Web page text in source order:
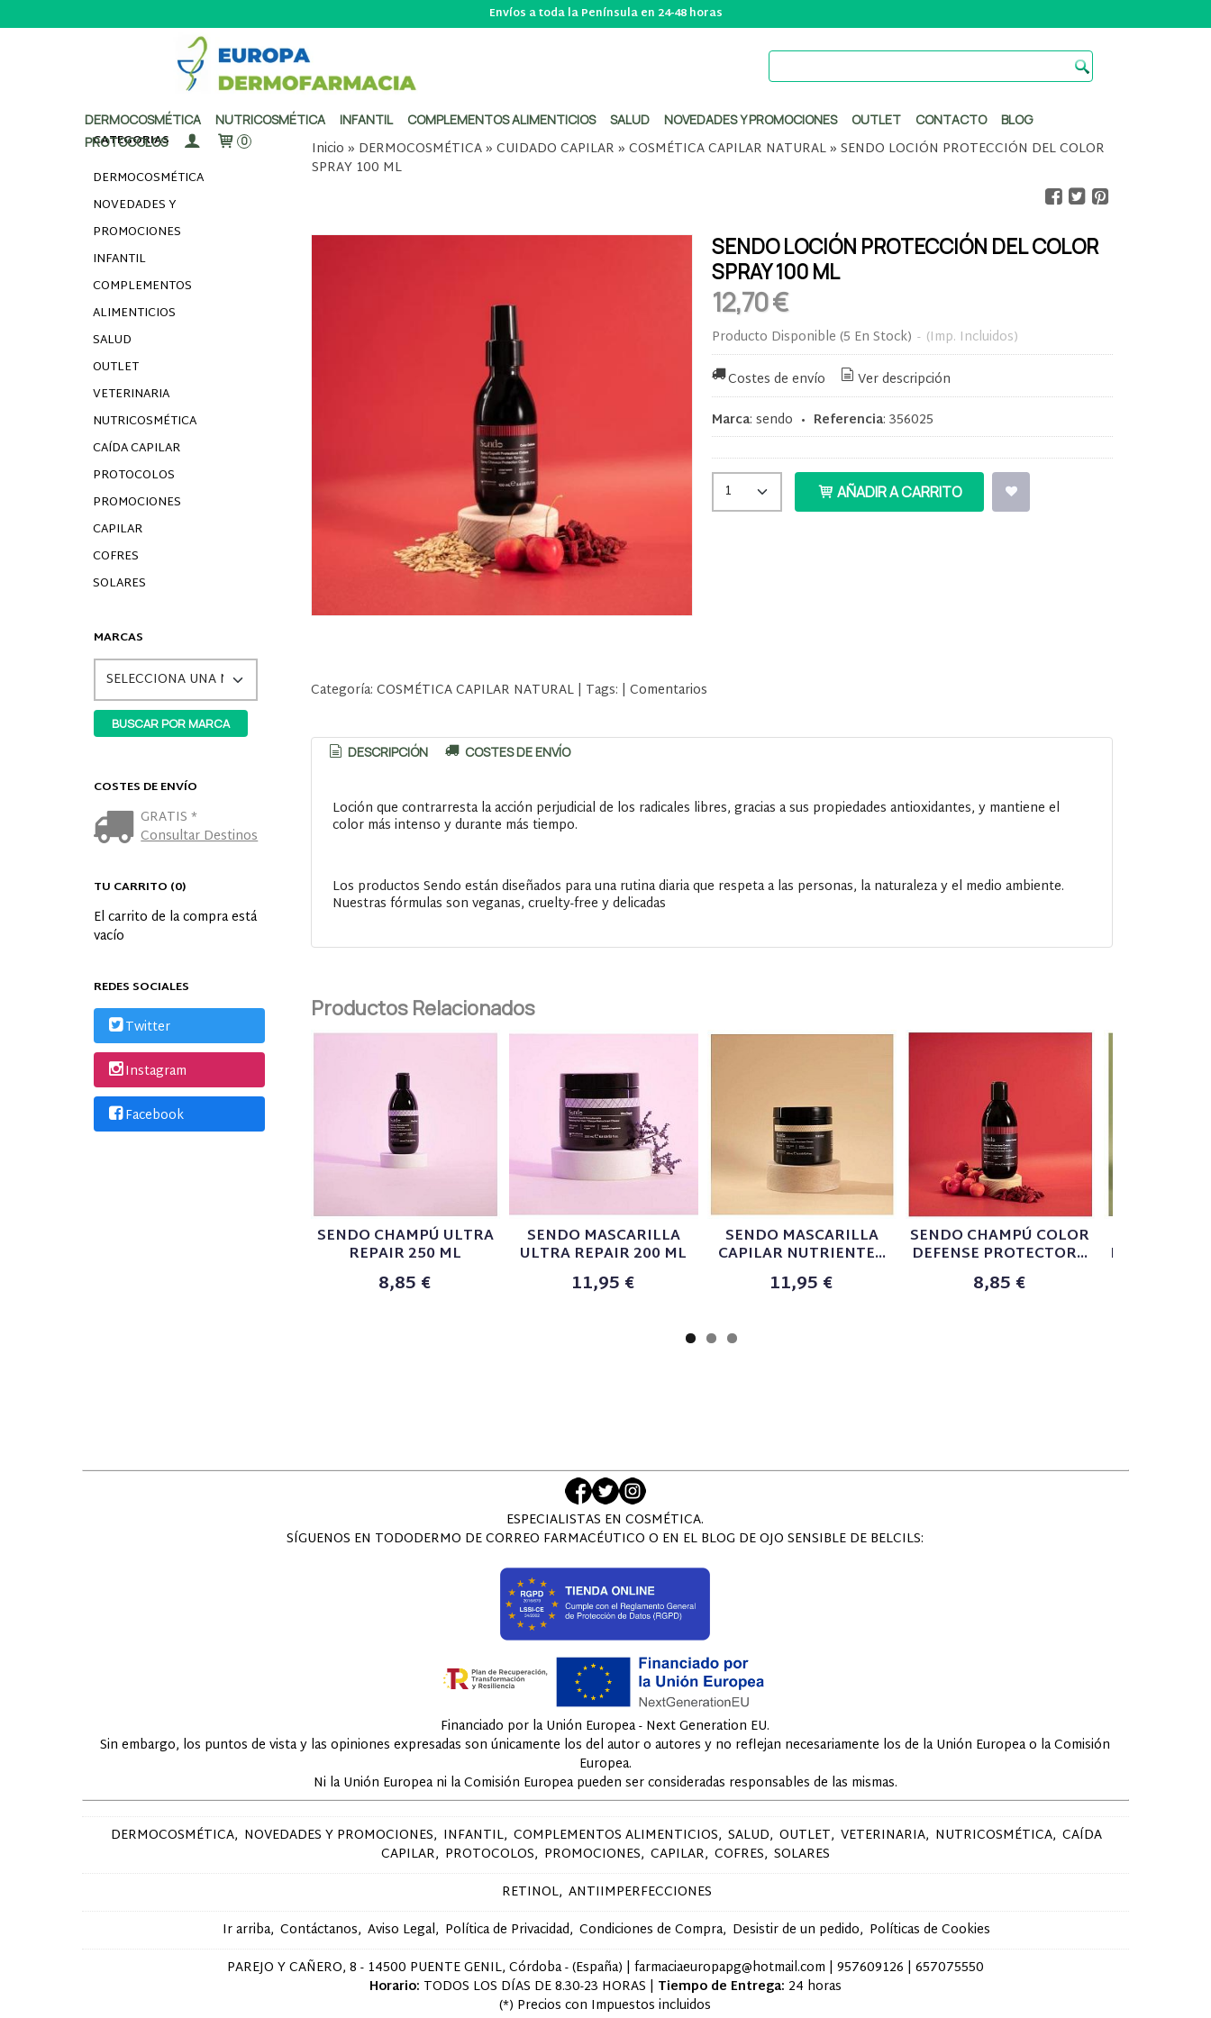
Envíos a toda la Península en 24-48 horas
DERMOCOSMÉTICA NUTRICOSMÉTICA INFANTIL COMPLEMENTOS ALIMENTICIOS SALUD NOVEDADES Y PROMOCIONES OUTLET CONTACTO
BLOG
PROTOCOLOS
0
CATEGORÍAS
DERMOCOSMÉTICA
NOVEDADES Y
PROMOCIONES
INFANTIL
COMPLEMENTOS
ALIMENTICIOS
SALUD
OUTLET
VETERINARIA
NUTRICOSMÉTICA
CAÍDA CAPILAR
PROTOCOLOS
PROMOCIONES
CAPILAR
COFRES
SOLARES
MARCAS
COSTES DE ENVÍO
GRATIS *
Consultar Destinos
TU CARRITO (0)
El carrito de la compra está
vacío
REDES SOCIALES
Twitter
Instagram
Facebook
Inicio » DERMOCOSMÉTICA» CUIDADO CAPILAR » COSMÉTICA CAPILAR NATURAL» SENDO LOCIÓN PROTECCIÓN DEL COLOR
SPRAY 100 ML
SENDO LOCIÓN PROTECCIÓN DEL COLOR
SPRAY 100 ML
12,70 €
Producto Disponible (5 En Stock) - (Imp. Incluidos)
Costes de envío
Ver descripción
Marca: sendo • Referencia: 356025
AÑADIR A CARRITO
Categoría: COSMÉTICA CAPILAR NATURAL| Tags: | Comentarios
DESCRIPCIÓN COSTES DE ENVÍO
Loción que contrarresta la acción perjudicial de los radicales libres, gracias a sus propiedades antioxidantes, y mantiene el
color más intenso y durante más tiempo.
Los productos Sendo están diseñados para una rutina diaria que respeta a las personas, la naturaleza y el medio ambiente.
Nuestras fórmulas son veganas, cruelty-free y delicadas
Productos Relacionados
SENDO CHAMPÚ ULTRA
REPAIR 250 ML
8,85 €
SENDO MASCARILLA
ULTRA REPAIR 200 ML
11,95 €
SENDO MASCARILLA
CAPILAR NUTRIENTE...
11,95 €
SENDO CHAMPÚ COLOR
DEFENSE PROTECTOR...
8,85 €
ESPECIALISTAS EN COSMÉTICA.
SÍGUENOS EN TODODERMO DE CORREO FARMACÉUTICO O EN EL BLOG DE OJO SENSIBLE DE BELCILS:
Financiado por la Unión Europea - Next Generation EU.
Sin embargo, los puntos de vista y las opiniones expresadas son únicamente los del autor o autores y no reflejan necesariamente los de la Unión Europea o la Comisión
Europea.
Ni la Unión Europea ni la Comisión Europea pueden ser consideradas responsables de las mismas.
DERMOCOSMÉTICA NOVEDADES Y PROMOCIONES INFANTIL COMPLEMENTOS ALIMENTICIOS SALUD OUTLET VETERINARIA NUTRICOSMÉTICA CAÍDA
CAPILAR PROTOCOLOS PROMOCIONES CAPILAR COFRES SOLARES
RETINOL ANTIIMPERFECCIONES
Ir arriba Contáctanos Aviso Legal Política de Privacidad Condiciones de Compra Desistir de un pedido Políticas de Cookies
PAREJO Y CAÑERO, 8 - 14500 PUENTE GENIL, Córdoba - (España) | farmaciaeuropapg@hotmail.com | 957609126 | 657075550
Horario: TODOS LOS DÍAS DE 8.30-23 HORAS | Tiempo de Entrega: 24 horas
(*) Precios con Impuestos incluidos